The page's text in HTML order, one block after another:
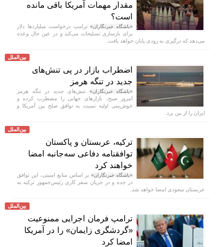
مقدار مهمات آمریکا باقی مانده
است؟
«باشگاه خبرنگاران»ترامپ درخواست میلیارد‌ها دلار
برای بازسازی تسلیحات می‌کند و در عین حال وعده
می‌دهد که درگیری به زودی پایان خواهد یافت.
بین‌الملل
اضطراب بازار در پی تنش‌های
جدید در تنگه هرمز
«باشگاه خبرنگاران» تنش‌های جدید در تنگه هرمز
امروز صبح، بازار‌های جهانی را مضطرب کرده و
خوش‌بینی اولیه نسبت به توافق صلح بین آمریکا و
ایران را از بین برد.
بین‌الملل
ترکیه، عربستان و پاکستان
توافقنامه دفاعی سه‌جانبه امضا
خواهند کرد
«باشگاه خبرنگاران» بر اساس منابع امنیتی، این توافق
در جده و در جریان سفر کاری رئیس‌جمهور ترکیه به
عربستان سعودی امضا خواهد شد.
بین‌الملل
ترامپ فرمان اجرایی ممنوعیت
«گردشگری زایمان» را در آمریکا
امضا کرد